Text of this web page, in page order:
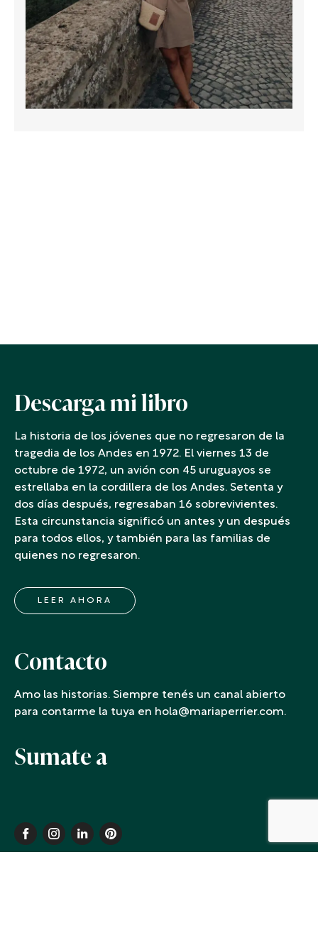
Descarga mi libro
La historia de los jóvenes que no regresaron de la
tragedia de los Andes en 1972. El viernes 13 de
octubre de 1972, un avión con 45 uruguayos se
estrellaba en la cordillera de los Andes. Setenta y
dos días después, regresaban 16 sobrevivientes.
Esta circunstancia significó un antes y un después
para todos ellos, y también para las familias de
quienes no regresaron.
LEER AHORA
Contacto
Amo las historias. Siempre tenés un canal abierto
para contarme la tuya en hola@mariaperrier.com.
Sumate a